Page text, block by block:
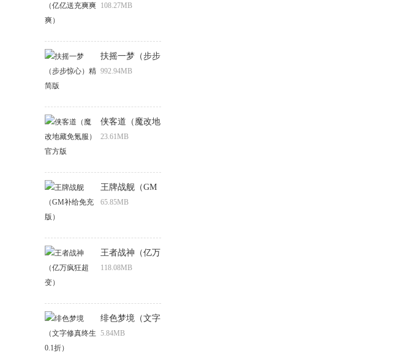
送充爽爽爽）
108.27MB
扶摇一梦（步步
惊心）精简版
992.94MB
侠客道（魔改地
藏免氪服）官方
23.61MB
王牌战舰（GM
补给免充版）
65.85MB
王者战神（亿万
疯狂超变）
118.08MB
绯色梦境（文字
修真终生0.1
5.84MB